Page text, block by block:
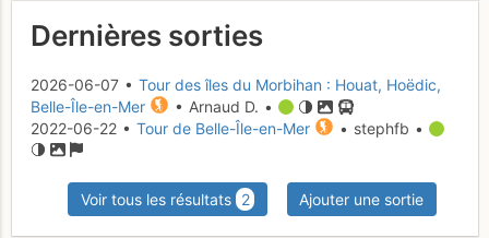
Dernières sorties
2026-06-07 • Tour des îles du Morbihan : Houat, Hoëdic,
Belle-Île-en-Mer
• Arnaud D. •
2022-06-22 • Tour de Belle-Île-en-Mer • stephfb •
Voir tous les résultats 2 Ajouter une sortie